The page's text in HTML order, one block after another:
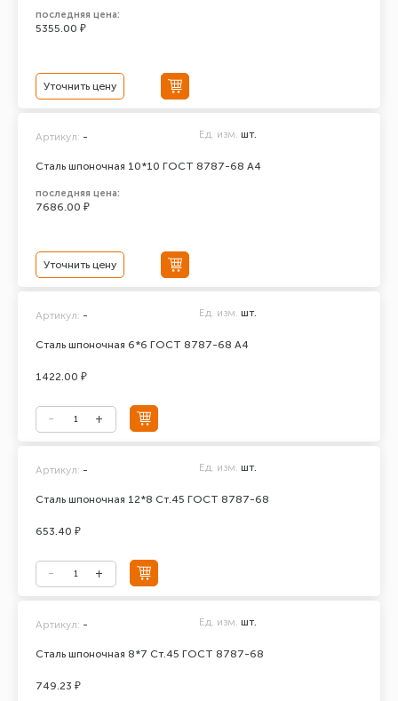
последняя цена:
5355.00 ₽
Уточнить цену
Сталь шпоночная 10*10 ГОСТ 8787-68 А4
Артикул: - Ед. изм. шт.
последняя цена:
7686.00 ₽
Уточнить цену
Сталь шпоночная 6*6 ГОСТ 8787-68 А4
Артикул: - Ед. изм. шт.
1422.00 ₽
Сталь шпоночная 12*8 Ст.45 ГОСТ 8787-68
Артикул: - Ед. изм. шт.
653.40 ₽
Сталь шпоночная 8*7 Ст.45 ГОСТ 8787-68
Артикул: - Ед. изм. шт.
749.23 ₽